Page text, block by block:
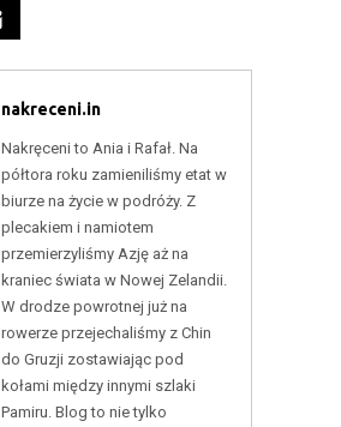
nakreceni.in
Nakręceni to Ania i Rafał. Na
półtora roku zamieniliśmy etat w
biurze na życie w podróży. Z
plecakiem i namiotem
przemierzyliśmy Azję aż na
kraniec świata w Nowej Zelandii.
W drodze powrotnej już na
rowerze przejechaliśmy z Chin
do Gruzji zostawiając pod
kołami między innymi szlaki
Pamiru. Blog to nie tylko